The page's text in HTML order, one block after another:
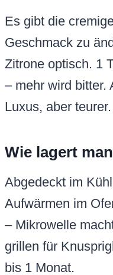
Es gibt die
Geschmack zu
Zitrone optisch. 1
– mehr wird bitter.
Luxus, aber teurer.
Wie lagert
Abgedeckt im
Aufwärmen im
– Mikrowelle
grillen für
bis 1 Monat.